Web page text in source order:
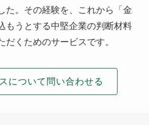
た。その経験を、これから「金
もうとする中堅企業の判断材料
だくためのサービスです。
について問い合わせる